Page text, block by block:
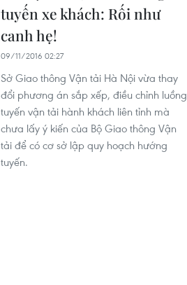
tuyến xe khách: Rối như
canh hẹ!
09/11/2016 02:27
Sở Giao thông Vận tải Hà Nội vừa thay
đổi phương án sắp xếp, điều chỉnh luồng
tuyến vận tải hành khách liên tỉnh mà
chưa lấy ý kiến của Bộ Giao thông Vận
tải để có cơ sở lập quy hoạch hướng
tuyến.